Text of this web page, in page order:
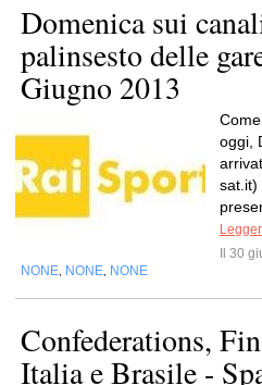
Domenica sui
palinsesto delle
Giugno 2013
oggi,
sat.it)
Il 30
NONE NONE NONE
Confederations,
Italia e Brasile -